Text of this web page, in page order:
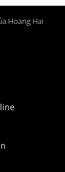
Hoang Hai